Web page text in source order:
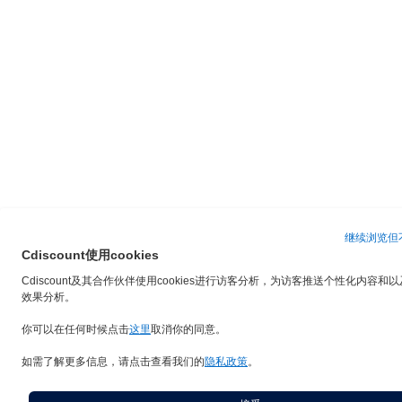
Cdiscount使用cookies
Cdiscount及其合作伙伴使用cookies进行访客分析，为访客推送个性化内容和
效果分析。
你可以在任何时候点击这里取消你的同意。
如需了解更多信息，请点击查看我们的隐私政策。
继续浏览